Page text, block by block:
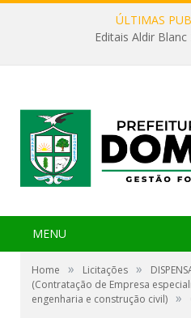
ÚLTIMAS
Editais Aldir
MENU
Home » Licitações »
(Contratação de Empresa
engenharia e construção civil) »